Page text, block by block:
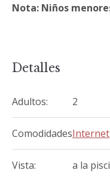
Nota: Niños
Detalles
Adultos: 2
ComodidadesInternet
Vista: a la